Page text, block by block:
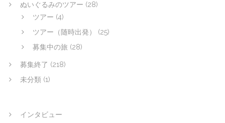
ぬいぐるみのツアー (28)
ツアー (4)
ツアー（随時出発）
(25)
募集中の旅 (28)
募集終了 (218)
未分類 (1)
インタビュー